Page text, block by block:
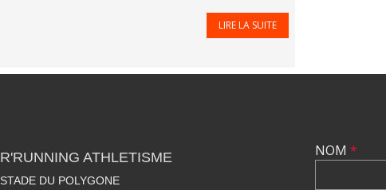
LIRE LA SUITE
R'RUNNING ATHLETISME
STADE DU POLYGONE
NOM *